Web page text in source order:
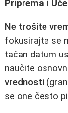
Priprema i
Ne trošite
fokusirajte se
tačan datum
naučite
vrednosti
se one često